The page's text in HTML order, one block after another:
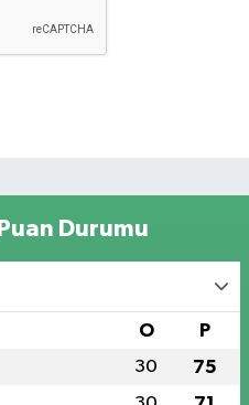
Durumu
O P
30 75